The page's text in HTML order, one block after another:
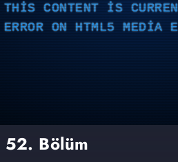
THIS CONTENT IS
ERROR ON HTML5 MEDIA
52. Bölüm